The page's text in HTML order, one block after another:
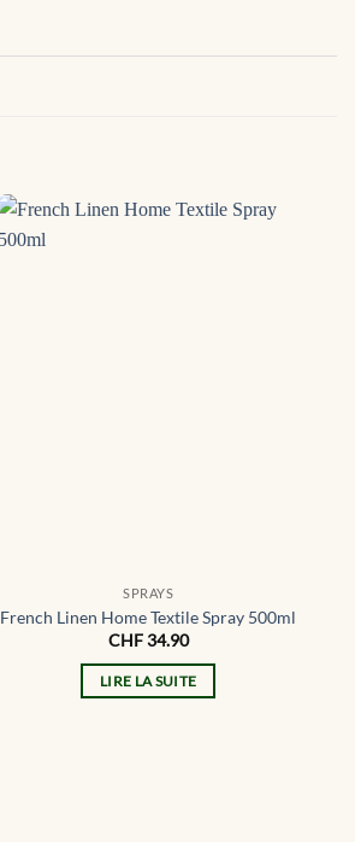
SPRAYS
French Linen Home Textile Spray 500ml
CHF34.90
LIRE LA SUITE